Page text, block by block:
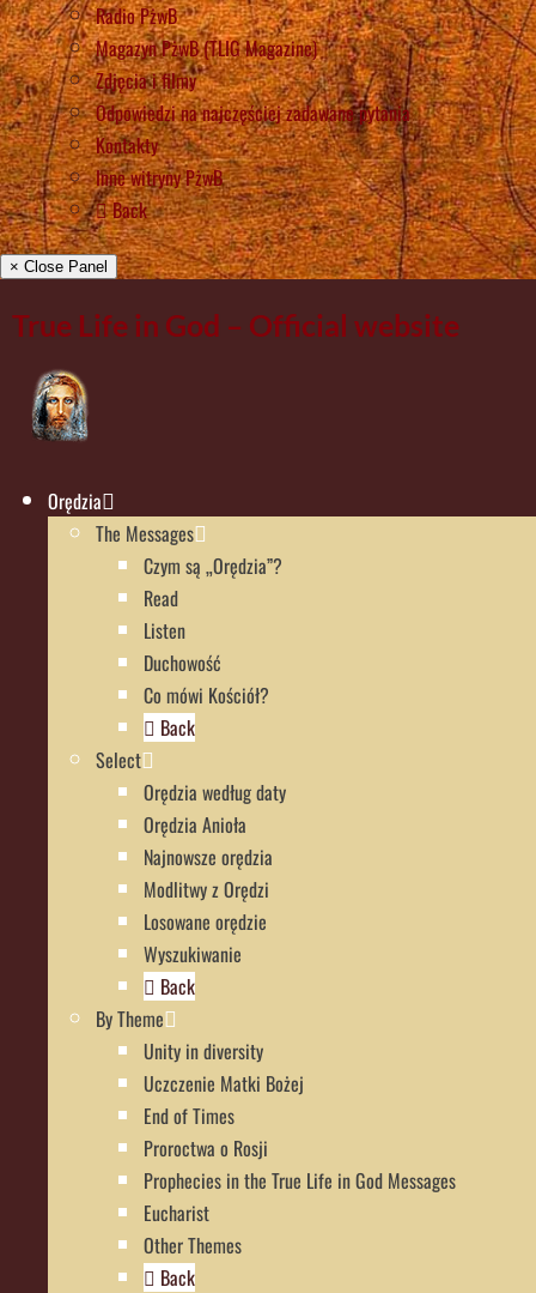
Radio PżwB
Magazyn PżwB (TLIG Magazine)
Zdjęcia i filmy
Odpowiedzi na najczęściej zadawane pytania
Kontakty
Inne witryny PżwB
Back
× Close Panel
True Life in God – Official website
Orędzia
The Messages
Czym są „Orędzia”?
Read
Listen
Duchowość
Co mówi Kościół?
Back
Select
Orędzia według daty
Orędzia Anioła
Najnowsze orędzia
Modlitwy z Orędzi
Losowane orędzie
Wyszukiwanie
Back
By Theme
Unity in diversity
Uczczenie Matki Bożej
End of Times
Proroctwa o Rosji
Prophecies in the True Life in God Messages
Eucharist
Other Themes
Back